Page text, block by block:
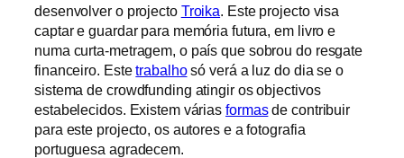
desenvolver o projecto Troika. Este projecto visa
captar e guardar para memória futura, em livro e
numa curta-metragem, o país que sobrou do resgate
financeiro. Estetrabalhosó verá a luz do dia se o
sistema de crowdfunding atingir os objectivos
estabelecidos. Existem várias formasde contribuir
para este projecto, os autores e a fotografia
portuguesa agradecem.